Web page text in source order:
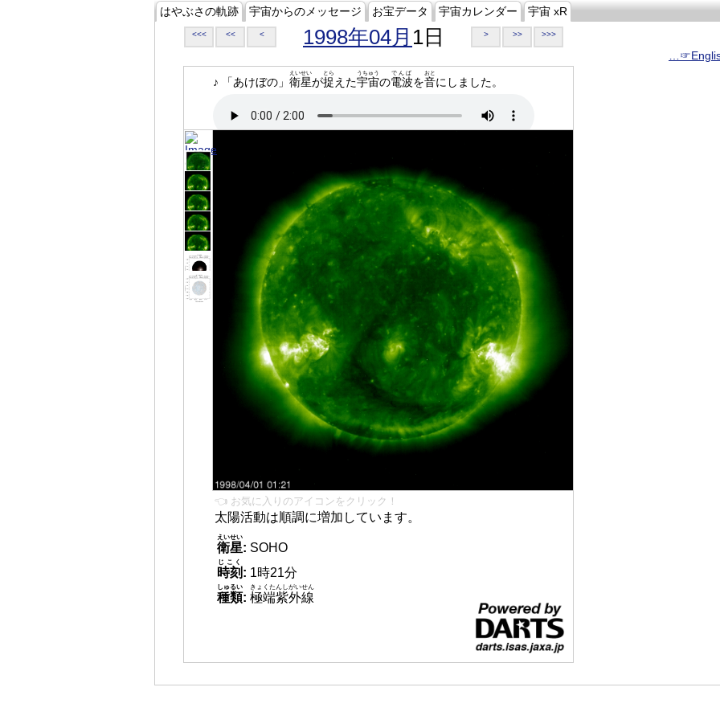
はやぶさの軌跡 宇宙からのメッセージ お宝データ 宇宙カレンダー 宇宙 xR
<<< << < 1998年04月 1日 > >> >>>
♪ 「あけぼの」 衛星
えいせい
が捉
とら
えた宇宙
うちゅう
の電波
でんぱ
を音
おと
にしました。
👈 お気に入りのアイコンをクリック！
太陽活動は順調に増加しています。
衛星
えいせい
: SOHO
時刻
じこく
: 1時21分
種類
しゅるい
: 極端紫外線
きょくたんしがいせん